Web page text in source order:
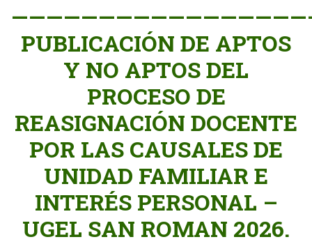
PUBLICACIÓN DE APTOS
Y NO APTOS DEL
PROCESO DE
REASIGNACIÓN DOCENTE
POR LAS CAUSALES DE
UNIDAD FAMILIAR E
INTERÉS PERSONAL –
UGEL SAN ROMAN 2026.